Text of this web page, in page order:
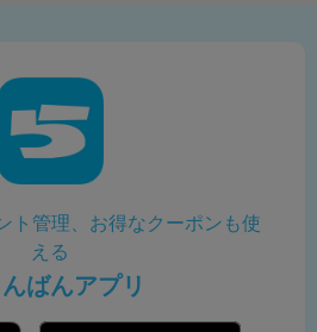
ト管理、お得なクーポンも使
える
ばんアプリ